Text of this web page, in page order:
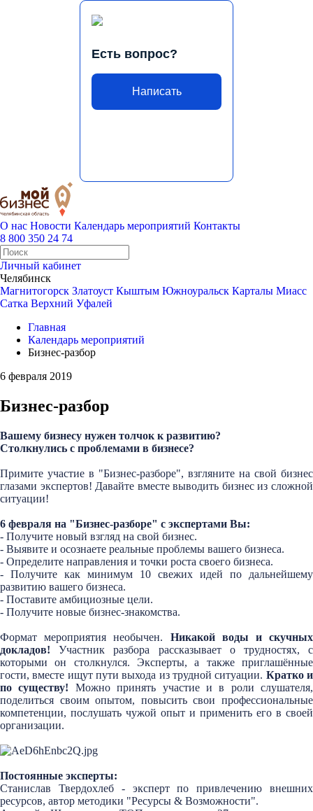
Есть вопрос?
Написать
О нас Новости Календарь мероприятий Контакты
8 800 350 24 74
Личный кабинет
Челябинск
Магнитогорск Златоуст Кыштым Южноуральск Карталы Миасс
Сатка Верхний Уфалей
Главная
Календарь мероприятий
Бизнес-разбор
6 февраля 2019
Бизнес-разбор
Вашему бизнесу нужен толчок к развитию?
Столкнулись с проблемами в бизнесе?
Примите участие в "Бизнес-разборе", взгляните на свой бизнес
глазами экспертов! Давайте вместе выводить бизнес из сложной
ситуации!
6 февраля на "Бизнес-разборе" с экспертами Вы:
- Получите новый взгляд на свой бизнес.
- Выявите и осознаете реальные проблемы вашего бизнеса.
- Определите направления и точки роста своего бизнеса.
- Получите как минимум 10 свежих идей по дальнейшему
развитию вашего бизнеса.
- Поставите амбициозные цели.
- Получите новые бизнес-знакомства.
Формат мероприятия необычен. Никакой воды и скучных
докладов!Участник разбора рассказывает о трудностях, с
которыми он столкнулся. Эксперты, а также приглашённые
гости, вместе ищут пути выхода из трудной ситуации. Кратко и
по существу! Можно принять участие и в роли слушателя,
поделиться своим опытом, повысить свои профессиональные
компетенции, послушать чужой опыт и применить его в своей
организации.
Постоянные эксперты:
Станислав Твердохлеб - эксперт по привлечению внешних
ресурсов, автор методики "Ресурсы & Возможности".